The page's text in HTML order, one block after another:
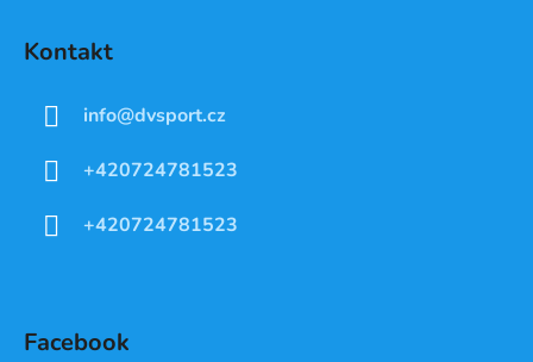
Kontakt
info@dvsport.cz
+420724781523
+420724781523
Facebook